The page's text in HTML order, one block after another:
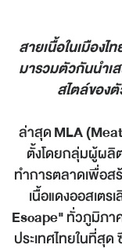
สายเนื้อในเมือง
มารวมตัวกันนำเ
สไตล์ของ
ล่าสุดMLA(
ตั้งโดยกลุ่มผู้ผลิ
ทำการตลาดเพื่อส
เนื้อแดงออสเตร
Escape"ทั่วภูมิภา
ประเทศไทยในที่สุ